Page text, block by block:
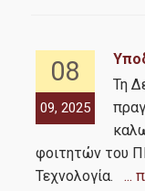
08
09, 2025
Τη
φοιτητών του
Τεχνολογία. ...